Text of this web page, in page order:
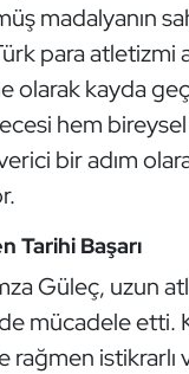
madalyanın
para atletizmi
olarak kayda
hem
bir adım
Tarihi Başarı
Güleç, uzun
mücadele etti.
rağmen istikrarlı
Sporcular